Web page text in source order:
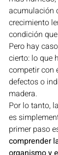
acumulación
crecimiento
condición
Pero hay
cierto: lo que
competir con
defectos o
madera.
Por lo tanto,
es
primer paso
comprender